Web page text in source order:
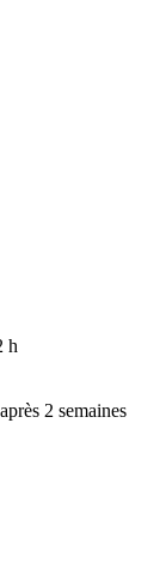
h
2 semaines